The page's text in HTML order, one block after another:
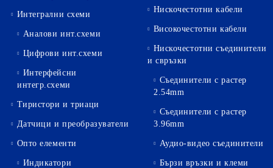
Интегрални схеми
Аналови инт.схеми
Цифрови инт.схеми
Интерфейсни
интегр.схеми
Тиристори и триаци
Датчици и преобразуватели
Опто елементи
Индикатори
Нискочестотни кабели
Високочестотни кабели
Нискочестотни съединители
и свръзки
Съединители с растер
2.54mm
Съединители с растер
3.96mm
Аудио-видео съединители
Бързи връзки и клеми